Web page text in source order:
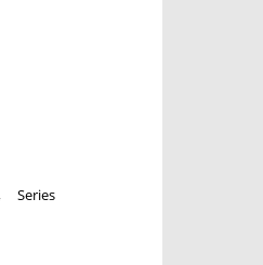
Series